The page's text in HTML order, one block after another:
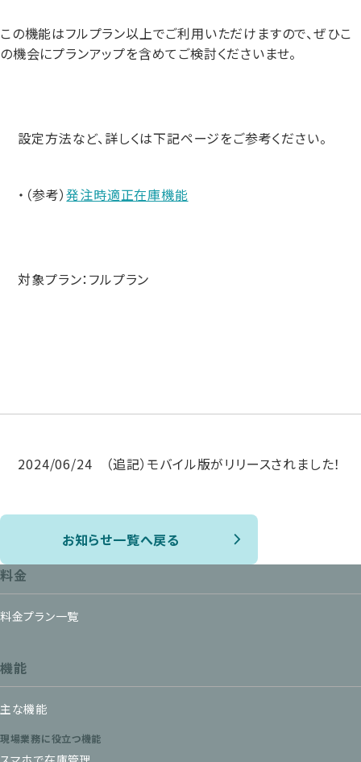
この機能はフルプラン以上でご利用いただけますので、ぜひこ
の機会にプランアップを含めてご検討くださいませ。
設定方法など、詳しくは下記ページをご参考ください。
・（参考）発注時適正在庫機能
対象プラン：フルプラン
2024/06/24 （追記）モバイル版がリリースされました！
お知らせ一覧へ戻る
料金
料金プラン一覧
機能
主な機能
現場業務に役立つ機能